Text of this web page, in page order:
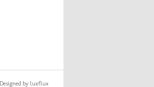
Designed by luxflux